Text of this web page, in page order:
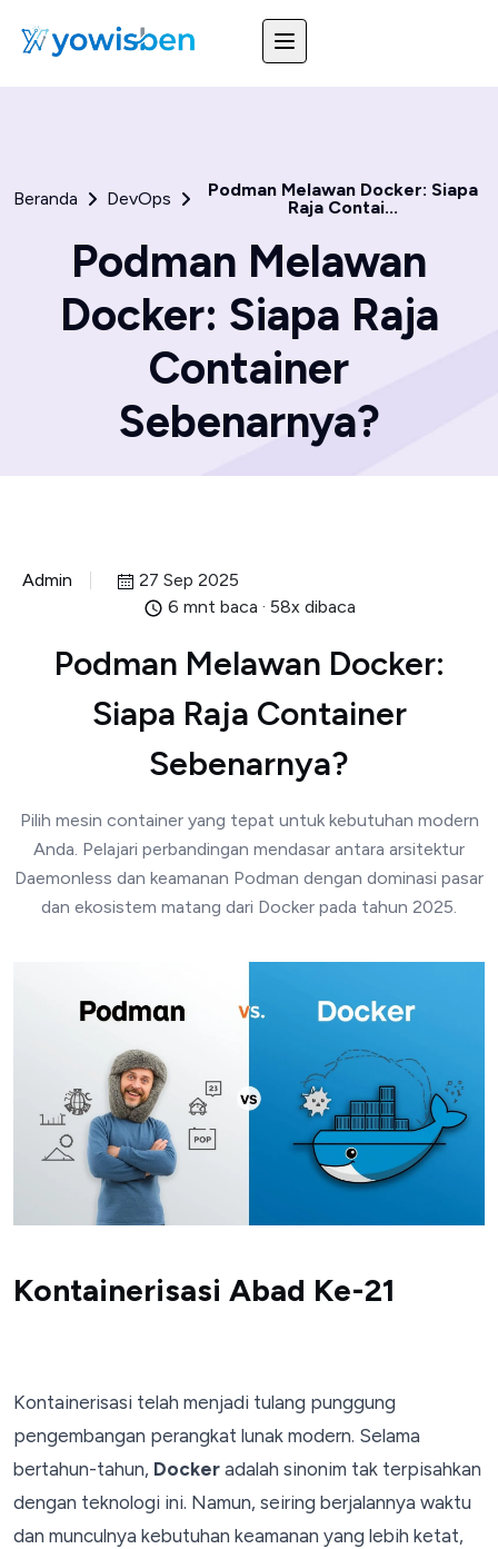
Beranda DevOps
Podman Melawan Docker: Siapa
Raja Contai...
Podman Melawan
Docker: Siapa Raja
Container
Sebenarnya?
Admin
27 Sep 2025
6 mnt baca · 58x dibaca
Podman Melawan Docker:
Siapa Raja Container
Sebenarnya?
Pilih mesin container yang tepat untuk kebutuhan modern
Anda. Pelajari perbandingan mendasar antara arsitektur
Daemonless dan keamanan Podman dengan dominasi pasar
dan ekosistem matang dari Docker pada tahun 2025.
Kontainerisasi Abad Ke-21
Kontainerisasi telah menjadi tulang punggung
pengembangan perangkat lunak modern. Selama
bertahun-tahun, Docker adalah sinonim tak terpisahkan
dengan teknologi ini. Namun, seiring berjalannya waktu
dan munculnya kebutuhan keamanan yang lebih ketat,